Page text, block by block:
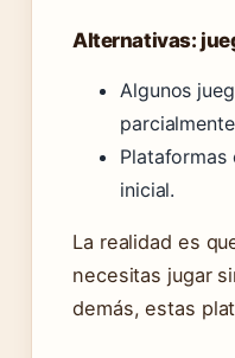
Alternativas:
Algunos
Plataformas
inicial.
La realidad es
necesitas jugar
demás, estas